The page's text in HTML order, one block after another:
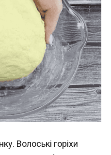
Волоські горіхи